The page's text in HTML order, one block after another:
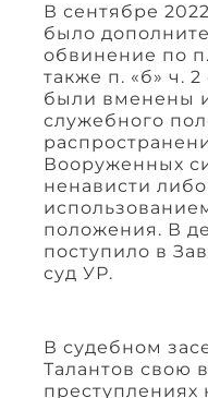
В сентябре
было
обвинение по п.
также п. «б» ч.
были вменены
служебного
Вооруженных
ненависти
положения. В
поступило в
суд УР.
В судебном
Талантов свою